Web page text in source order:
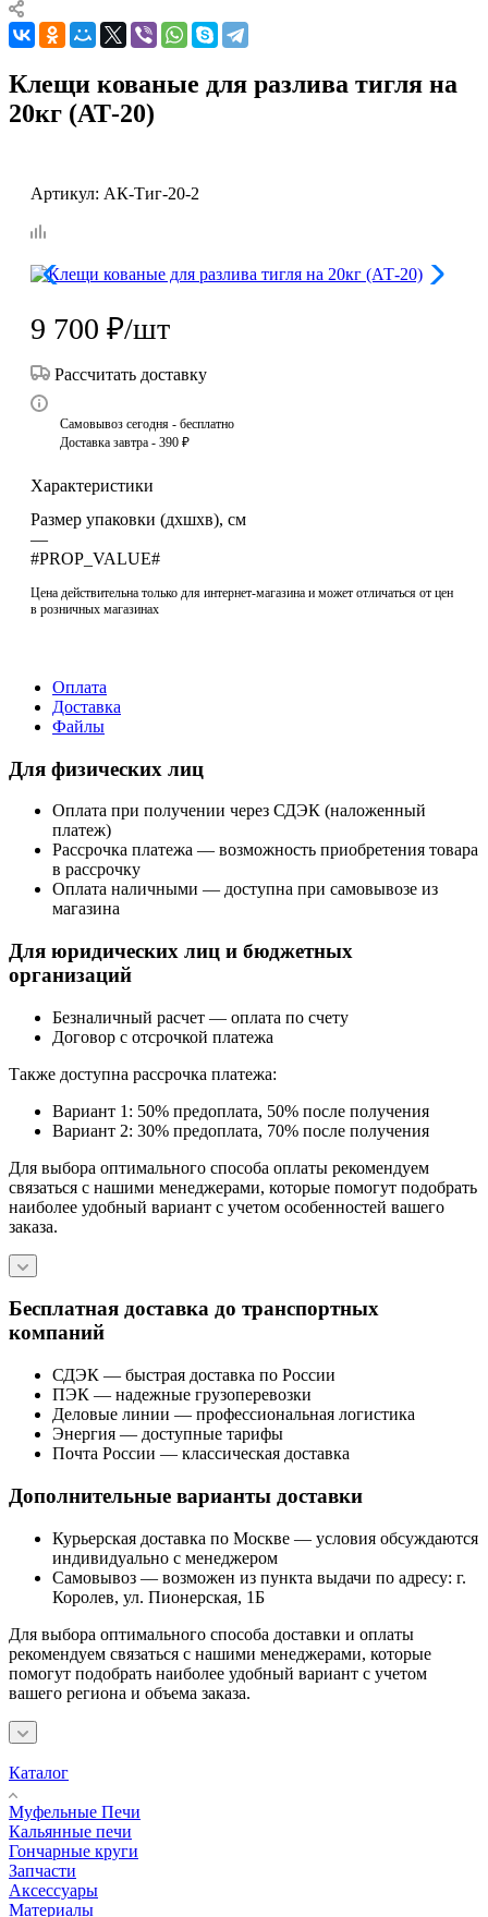
Клещи кованые для разлива тигля на
20кг (АТ-20)
Артикул: АК-Тиг-20-2
9 700 ₽/шт
Рассчитать доставку
Самовывоз сегодня - бесплатно
Доставка завтра - 390 ₽
Характеристики
Размер упаковки (дхшхв), см
—
#PROP_VALUE#
Цена действительна только для интернет-магазина и может отличаться от цен
в розничных магазинах
Оплата
Доставка
Файлы
Для физических лиц
Оплата при получении через СДЭК (наложенный
платеж)
Рассрочка платежа — возможность приобретения товара
в рассрочку
Оплата наличными — доступна при самовывозе из
магазина
Для юридических лиц и бюджетных
организаций
Безналичный расчет — оплата по счету
Договор с отсрочкой платежа
Также доступна рассрочка платежа:
Вариант 1: 50% предоплата, 50% после получения
Вариант 2: 30% предоплата, 70% после получения
Для выбора оптимального способа оплаты рекомендуем
связаться с нашими менеджерами, которые помогут подобрать
наиболее удобный вариант с учетом особенностей вашего
заказа.
Бесплатная доставка до транспортных
компаний
СДЭК — быстрая доставка по России
ПЭК — надежные грузоперевозки
Деловые линии — профессиональная логистика
Энергия — доступные тарифы
Почта России — классическая доставка
Дополнительные варианты доставки
Курьерская доставка по Москве — условия обсуждаются
индивидуально с менеджером
Самовывоз — возможен из пункта выдачи по адресу: г.
Королев, ул. Пионерская, 1Б
Для выбора оптимального способа доставки и оплаты
рекомендуем связаться с нашими менеджерами, которые
помогут подобрать наиболее удобный вариант с учетом
вашего региона и объема заказа.
Каталог
Муфельные Печи
Кальянные печи
Гончарные круги
Запчасти
Аксессуары
Материалы